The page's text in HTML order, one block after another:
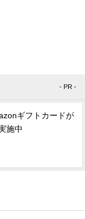
- PR -
ギフトカードが
施中